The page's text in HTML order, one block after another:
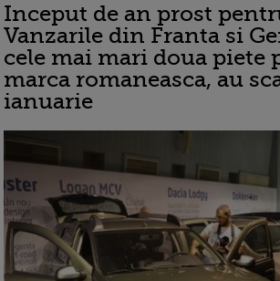
Inceput de an prost
Vanzarile din Franta si
cele mai mari doua piete
marca romaneasca, au
ianuarie